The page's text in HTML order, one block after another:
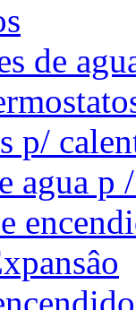
de
p/
agua p